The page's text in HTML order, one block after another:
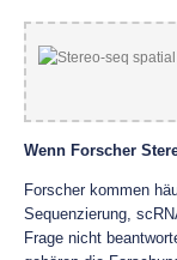
Wenn Forscher
Forscher kommen
Sequenzierung,
Frage nicht